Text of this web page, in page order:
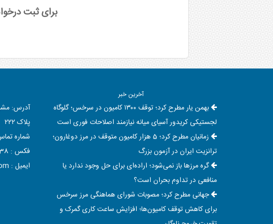
برای ثبت
آخرین خبر
بهمن یار مطرح کرد؛ توقف ۱۳۰۰ کامیون در سرخس؛ گلوگاه
لجستیکی کریدور آسیای میانه نیازمند اصلاحات فوری است
زمانیان مطرح کرد؛ 5 هزار کامیون متوقف در مرز دوغارون؛
ترانزیت ایران در آزمون بزرگ
گره مرزها باز نمی‌شود؛ اراده‌ای برای حل وجود ندارد یا
منافعی در تداوم بحران است؟
جهانی مطرح کرد؛ مصوبات شورای هماهنگی مرز سرخس
برای کاهش توقف کامیون‌ها؛ افزایش ساعت کاری گمرک و
پلاک ٢٢٢
شماره
فکس :
ایمیل :